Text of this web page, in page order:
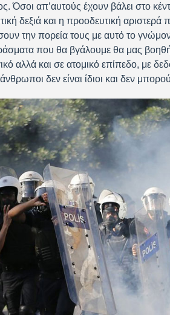
Όσοι απ’αυτούς έχουν βάλει στο
δεξιά και η προοδευτική
την πορεία τους με αυτό το
που θα βγάλουμε θα μας
αλλά και σε ατομικό επίπεδο, με
άνθρωποι δεν είναι ίδιοι και δεν